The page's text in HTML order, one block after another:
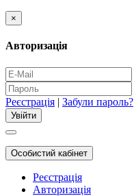
×
Авторизація
Реєстрація | Забули пароль?
Особистий кабінет
Реєстрація
Авторизація